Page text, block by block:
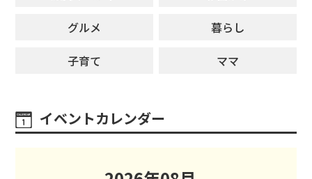
グルメ
暮らし
子育て
ママ
イベントカレンダー